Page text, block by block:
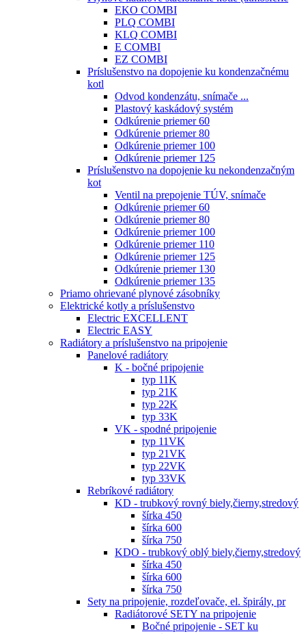
EKO COMBI
PLQ COMBI
KLQ COMBI
E COMBI
EZ COMBI
Príslušenstvo na dopojenie ku kondenzačnému
kotl
Odvod kondenzátu, snímače ...
Plastový kaskádový systém
Odkúrenie priemer 60
Odkúrenie priemer 80
Odkúrenie priemer 100
Odkúrenie priemer 125
Príslušenstvo na dopojenie ku nekondenzačným
kot
Ventil na prepojenie TÚV, snímače
Odkúrenie priemer 60
Odkúrenie priemer 80
Odkúrenie priemer 100
Odkúrenie priemer 110
Odkúrenie priemer 125
Odkúrenie priemer 130
Odkúrenie priemer 135
Priamo ohrievané plynové zásobníky
Elektrické kotly a príslušenstvo
Electric EXCELLENT
Electric EASY
Radiátory a príslušenstvo na pripojenie
Panelové radiátory
K - bočné pripojenie
typ 11K
typ 21K
typ 22K
typ 33K
VK - spodné pripojenie
typ 11VK
typ 21VK
typ 22VK
typ 33VK
Rebríkové radiátory
KD - trubkový rovný biely,čierny,stredový
šírka 450
šírka 600
šírka 750
KDO - trubkový oblý biely,čierny,stredový
šírka 450
šírka 600
šírka 750
Sety na pripojenie, rozdeľovače, el. špirály, pr
Radiátorové SETY na pripojenie
Bočné pripojenie - SET ku